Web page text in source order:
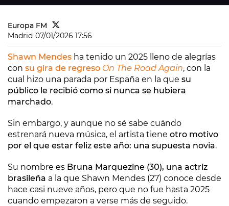
Europa FM
Madrid 07/01/2026 17:56
Shawn Mendes ha tenido un 2025 lleno de alegrías
con su gira de regreso On The Road Again, con la
cual hizo una parada por España en la que su
público le recibió como si nunca se hubiera
marchado.
Sin embargo, y aunque no sé sabe cuándo
estrenará nueva música, el artista tiene otro motivo
por el que estar feliz este año: una supuesta novia.
Su nombre es Bruna Marquezine (30), una actriz
brasileña a la que Shawn Mendes (27) conoce desde
hace casi nueve años, pero que no fue hasta 2025
cuando empezaron a verse más de seguido.